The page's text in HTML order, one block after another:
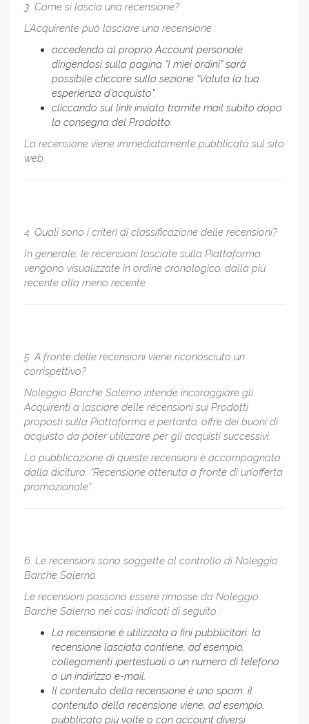
3. Come si lascia una recensione?
L’Acquirente può lasciare una recensione :
accedendo al proprio Account personale
dirigendosi sulla pagina “I miei ordini” sarà
possibile cliccare sulla sezione “Valuta la tua
esperienza d’acquisto”.
cliccando sul link inviato tramite mail subito dopo
la consegna del Prodotto.
La recensione viene immediatamente pubblicata sul sito
web.
4. Quali sono i criteri di classificazione delle recensioni?
In generale, le recensioni lasciate sulla Piattaforma
vengono visualizzate in ordine cronologico, dalla più
recente alla meno recente.
5. A fronte delle recensioni viene riconosciuto un
corrispettivo?
Noleggio Barche Salerno intende incoraggiare gli
Acquirenti a lasciare delle recensioni sui Prodotti
proposti sulla Piattaforma e pertanto, offre dei buoni di
acquisto da poter utilizzare per gli acquisti successivi.
La pubblicazione di queste recensioni è accompagnata
dalla dicitura. “Recensione ottenuta a fronte di un’offerta
promozionale”.
6. Le recensioni sono soggette al controllo di Noleggio
Barche Salerno.
Le recensioni possono essere rimosse da Noleggio
Barche Salerno nei casi indicati di seguito :
La recensione è utilizzata a fini pubblicitari: la
recensione lasciata contiene, ad esempio,
collegamenti ipertestuali o un numero di telefono
o un indirizzo e-mail.
Il contenuto della recensione è uno spam: il
contenuto della recensione viene, ad esempio,
pubblicato più volte o con account diversi.